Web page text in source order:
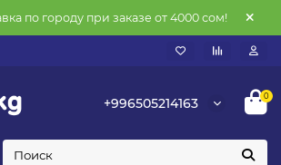
по городу при заказе от 4000 сом!
+996505214163 0